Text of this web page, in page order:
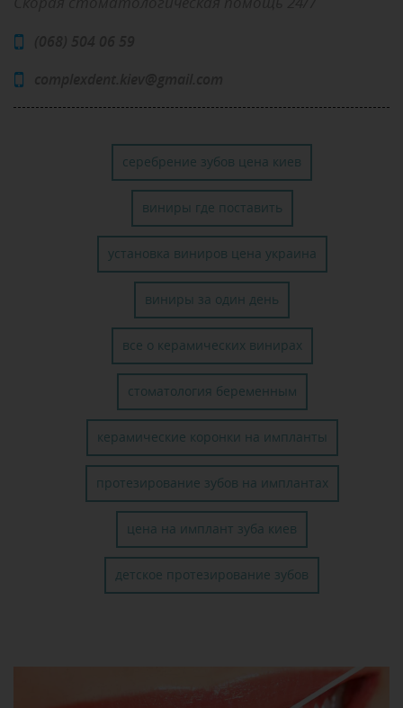
серебрение зубов цена киев
виниры где поставить
установка виниров цена украина
виниры за один день
все о керамических винирах
стоматология беременным
керамические коронки на импланты
протезирование зубов на имплантах
цена на имплант зуба киев
детское протезирование зубов